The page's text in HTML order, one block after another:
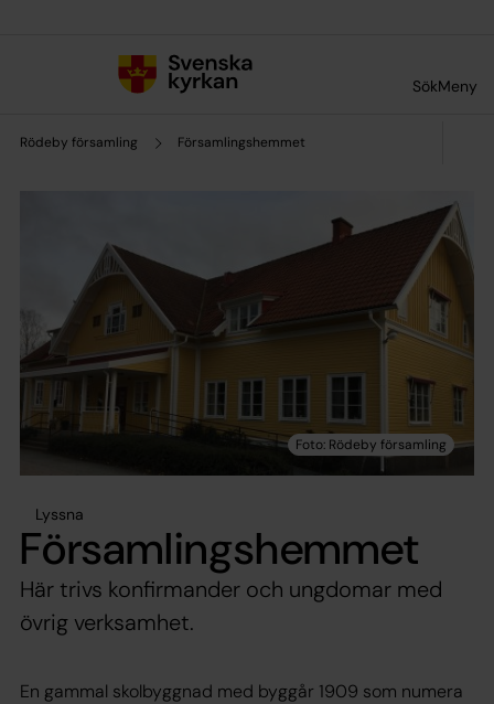
SökMeny
Rödeby församling Församlingshemmet
Lyssna
Församlingshemmet
Här trivs konfirmander och ungdomar med
övrig verksamhet.
En gammal skolbyggnad med byggår 1909 som numera